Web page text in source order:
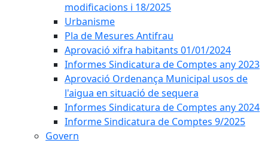
modificacions i 18/2025
Urbanisme
Pla de Mesures Antifrau
Aprovació xifra habitants 01/01/2024
Informes Sindicatura de Comptes any 2023
Aprovació Ordenança Municipal usos de
l'aigua en situació de sequera
Informes Sindicatura de Comptes any 2024
Informe Sindicatura de Comptes 9/2025
Govern